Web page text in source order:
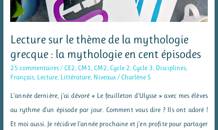
Lecture sur le thème de la mythologie
grecque : la mythologie en cent épisodes
25 commentaires/ CE2, CM1, CM2, Cycle 2, Cycle 3, Disciplines,
Français, Lecture, Littérature, Niveaux/ Charlène S
L’année dernière, j’ai dévoré « Le feuilleton d’Ulysse » avec mes élèves
au rythme d’un épisode par jour. Comment vous dire ? Ils ont adoré !
Et moi aussi. Je récidive l’année prochaine et j’en profite pour partager